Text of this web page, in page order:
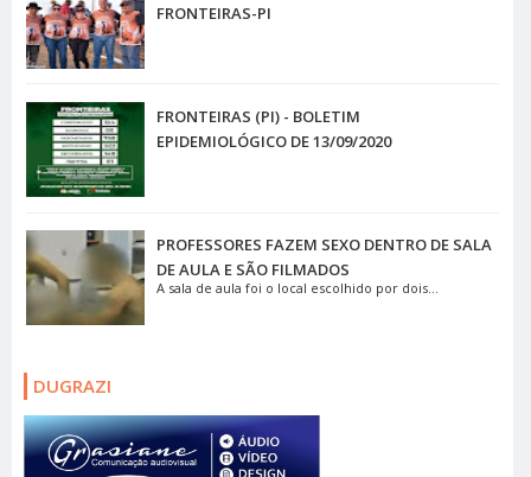
FRONTEIRAS-PI
FRONTEIRAS (PI) - BOLETIM
EPIDEMIOLÓGICO DE 13/09/2020
PROFESSORES FAZEM SEXO DENTRO DE SALA
DE AULA E SÃO FILMADOS
A sala de aula foi o local escolhido por dois...
DUGRAZI